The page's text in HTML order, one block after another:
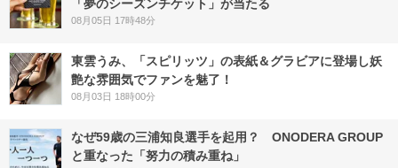
「夢のシーズンチケット」が当たる
08月05日 17時48分
東雲うみ、「スピリッツ」の表紙＆グラビアに登場し妖
艶な雰囲気でファンを魅了！
08月03日 18時00分
なぜ59歳の三浦知良選手を起用？ ONODERA GROUP
と重なった「努力の積み重ね」